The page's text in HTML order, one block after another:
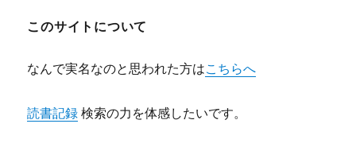
ン
このサイトについて
なんで実名なのと思われた方はこちらへ
読書記録 検索の力を体感したいです。